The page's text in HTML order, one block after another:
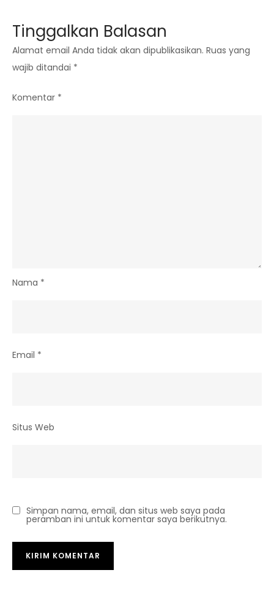
Tinggalkan Balasan
Alamat email Anda tidak akan dipublikasikan. Ruas yang
wajib ditandai *
Komentar *
Nama *
Email *
Situs Web
Simpan nama, email, dan situs web saya pada
peramban ini untuk komentar saya berikutnya.